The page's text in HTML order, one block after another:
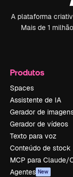
A plataforma
Mais de 1
Produtos
Spaces
Assistente de IA
Gerador de
Gerador de vídeos
Texto para voz
Conteúdo de stock
MCP para Claude/
Agentes New